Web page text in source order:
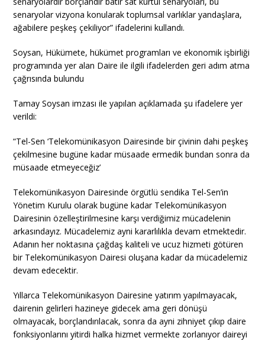
senaryolar vizyona konularak toplumsal varlıklar yandaşlara,
ağabilere peşkeş çekiliyor” ifadelerini kullandı.
Soysan, Hükümete, hükümet programları ve ekonomik işbirliği
programında yer alan Daire ile ilgili ifadelerden geri adım atma
çağrısında bulundu
Tamay Soysan imzası ile yapılan açıklamada şu ifadelere yer
verildi:
“Tel-Sen ‘Telekomünikasyon Dairesinde bir çivinin dahi peşkeş
çekilmesine bugüne kadar müsaade ermedik bundan sonra da
müsaade etmeyeceğiz’
Telekomünikasyon Dairesinde örgütlü sendika Tel-Sen’in
Yönetim Kurulu olarak bugüne kadar Telekomünikasyon
Dairesinin özelleştirilmesine karşı verdiğimiz mücadelenin
arkasındayız. Mücadelemiz ayni kararlılıkla devam etmektedir.
Adanın her noktasına çağdaş kaliteli ve ucuz hizmeti götüren
bir Telekomünikasyon Dairesi oluşana kadar da mücadelemiz
devam edecektir.
Yıllarca Telekomünikasyon Dairesine yatırım yapılmayacak,
dairenin gelirleri hazineye gidecek ama geri dönüşü
olmayacak, borçlandırılacak, sonra da ayni zihniyet çıkıp daire
fonksiyonlarını yitirdi halka hizmet vermekte zorlanıyor daireyi